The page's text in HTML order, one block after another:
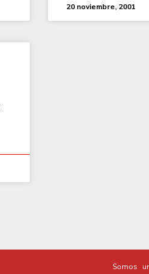
20 noviembre, 2001
Somos